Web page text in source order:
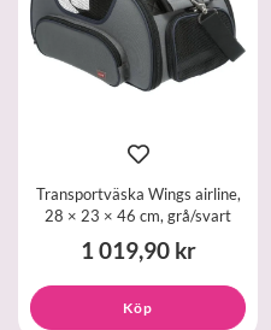
Transportväska Wings airline,
28 × 23 × 46 cm, grå/svart
1 019,90 kr
Köp